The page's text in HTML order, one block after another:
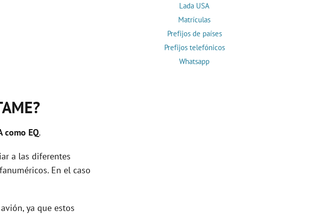
como EQ.
a las diferentes
En el caso
ya que estos
Lada USA
Matrículas
Prefijos de países
Prefijos telefónicos
Whatsapp